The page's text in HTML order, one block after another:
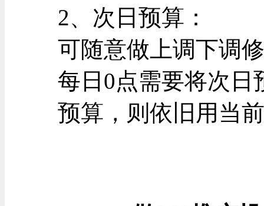
2、次日预算：
可随意做上调下调
每日0点需要将次日
预算，则依旧用当